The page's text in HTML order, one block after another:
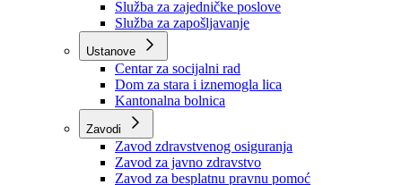
Službe
Služba za odnose s javnošću
Služba za zajedničke poslove
Služba za zapošljavanje
Ustanove
Centar za socijalni rad
Dom za stara i iznemogla lica
Kantonalna bolnica
Zavodi